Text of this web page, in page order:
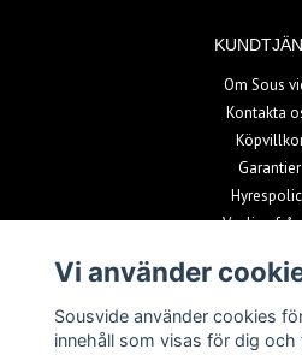
Om Sous
Kontakta
Garantier
Vanliga
Vi använder
Sousvide använder cookies
innehåll som visas för dig